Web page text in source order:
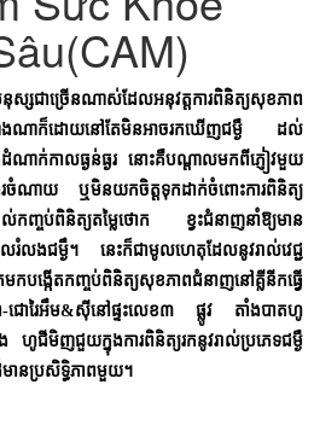
ស្សជាច្រើនណាស់ដែលអនុវត្តការពិនិត្យសុខភាព
ងណាក៏ដោយនៅតែមិនអាចរកឃើញជម្ងឺ ដល់
ណាក់កាលធ្ងន់ធ្ងរ នោះគឺបណ្តាលមកពីភ្ញៀវមួយ
ារចំណាយ ឬមិនយកចិត្តទុកដាក់ចំពោះការពិនិត្យ
ល់កញ្ចប់ពិនិត្យតម្លៃថោក ខ្វះជំនាញនាំឱ្យមាន
ងជម្ងឹ។ នេះក៏ជាមូលហេតុដែលនូវរាល់វេជ្ជ
មកបង្កើតកញ្ចប់ពិនិត្យសុខភាពជំនាញនៅគ្លីនីកធ្វើ
ព-ជោរៃអឹម&ស៊ីនៅផ្ទះលេខ៣ ផ្លូវ តាំងបាតហូ
ជីមិញជួយក្នុងការពិនិត្យរកនូវរាល់ប្រភេទជម្ងឺ
ានប្រសិទ្ធិភាពមួយ។